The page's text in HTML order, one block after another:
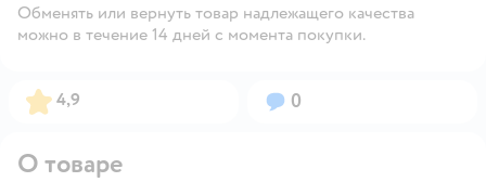
Обменять или вернуть товар надлежащего качества
можно в течение 14 дней с момента покупки.
Рейтинг:
4,9 Вопросов:
0
О товаре